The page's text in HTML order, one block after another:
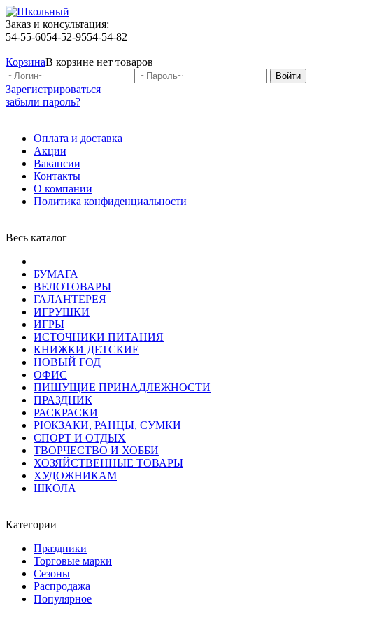
Заказ и консультация:
54-55-6054-52-9554-54-82
КорзинаВ корзине нет товаров
Зарегистрироваться
забыли пароль?
Оплата и доставка
Акции
Вакансии
Контакты
О компании
Политика конфиденциальности
Весь каталог
БУМАГА
ВЕЛОТОВАРЫ
ГАЛАНТЕРЕЯ
ИГРУШКИ
ИГРЫ
ИСТОЧНИКИ ПИТАНИЯ
КНИЖКИ ДЕТСКИЕ
НОВЫЙ ГОД
ОФИС
ПИШУЩИЕ ПРИНАДЛЕЖНОСТИ
ПРАЗДНИК
РАСКРАСКИ
РЮКЗАКИ, РАНЦЫ, СУМКИ
СПОРТ И ОТДЫХ
ТВОРЧЕСТВО И ХОББИ
ХОЗЯЙСТВЕННЫЕ ТОВАРЫ
ХУДОЖНИКАМ
ШКОЛА
Категории
Праздники
Торговые марки
Сезоны
Распродажа
Популярное